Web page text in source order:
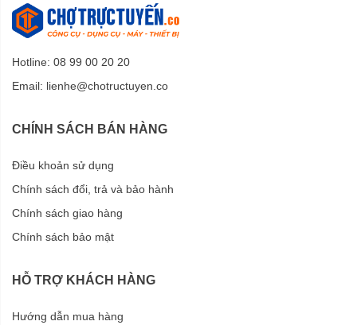
Hotline: 08 99 00 20 20
Email: lienhe@chotructuyen.co
CHÍNH SÁCH BÁN HÀNG
Điều khoản sử dụng
Chính sách đổi, trả và bảo hành
Chính sách giao hàng
Chính sách bảo mật
HỖ TRỢ KHÁCH HÀNG
Hướng dẫn mua hàng